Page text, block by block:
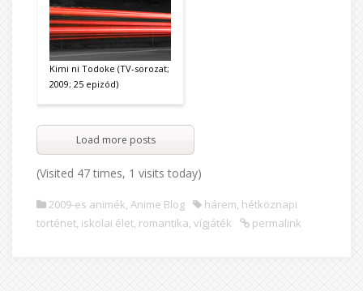
Kimi ni Todoke (TV-sorozat;
2009; 25 epizód)
Load more posts
(Visited 47 times, 1 visits today)
2009-es animék, Anime Blog hárem, hétköznapi
történet, iskolai élet, romantika, vígjáték permalink